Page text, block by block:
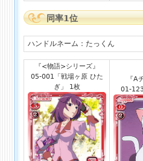
同率1位
ハンドルネーム：たっくん
『<物語>シリーズ』
05-001「戦場ヶ原 ひた
ぎ」 1枚
『A
01-